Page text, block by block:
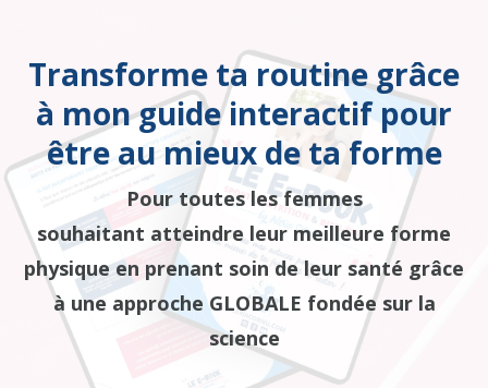
Transforme ta routine grâce
à mon guide interactif pour
être au mieux de ta forme
Pour toutes les femmes
souhaitant atteindre leur meilleure forme
physique en prenant soin de leur santé grâce
à une approche GLOBALE fondée sur la
science